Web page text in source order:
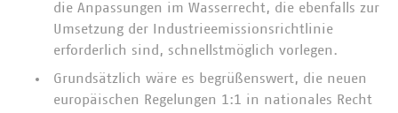
die Anpassungen im Wasserrecht, die ebenfalls zur
Umsetzung der Industrieemissionsrichtlinie
erforderlich sind, schnellstmöglich vorlegen.
Grundsätzlich wäre es begrüßenswert, die neuen
europäischen Regelungen 1:1 in nationales Recht